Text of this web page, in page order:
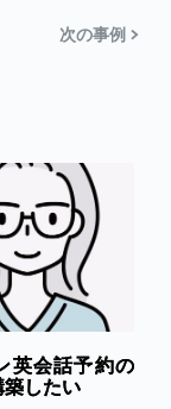
次の事例 >
英会話予約の
したい